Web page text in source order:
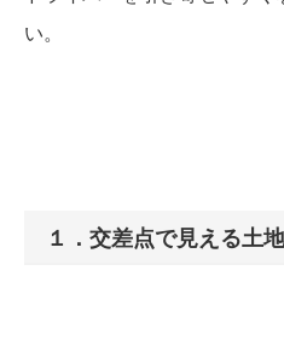
い。
１．交差点で見える土地